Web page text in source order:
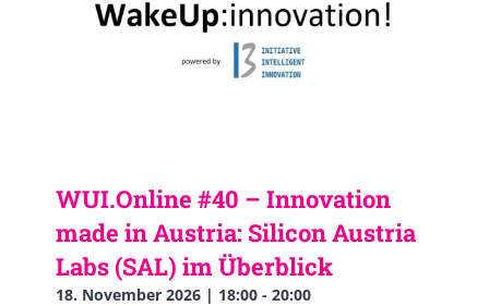
WUI.Online #40 – Innovation
made in Austria: Silicon Austria
Labs (SAL) im Überblick
18. November 2026 | 18:00 - 20:00